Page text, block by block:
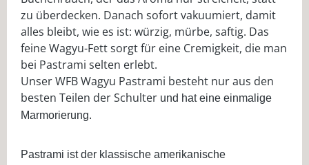
zu überdecken. Danach sofort vakuumiert, damit
alles bleibt, wie es ist: würzig, mürbe, saftig. Das
feine Wagyu-Fett sorgt für eine Cremigkeit, die man
bei Pastrami selten erlebt.
Unser WFB Wagyu Pastrami besteht nur aus den
besten Teilen der Schulter und hat eine einmalige
Marmorierung.
Pastrami ist der klassische amerikanische